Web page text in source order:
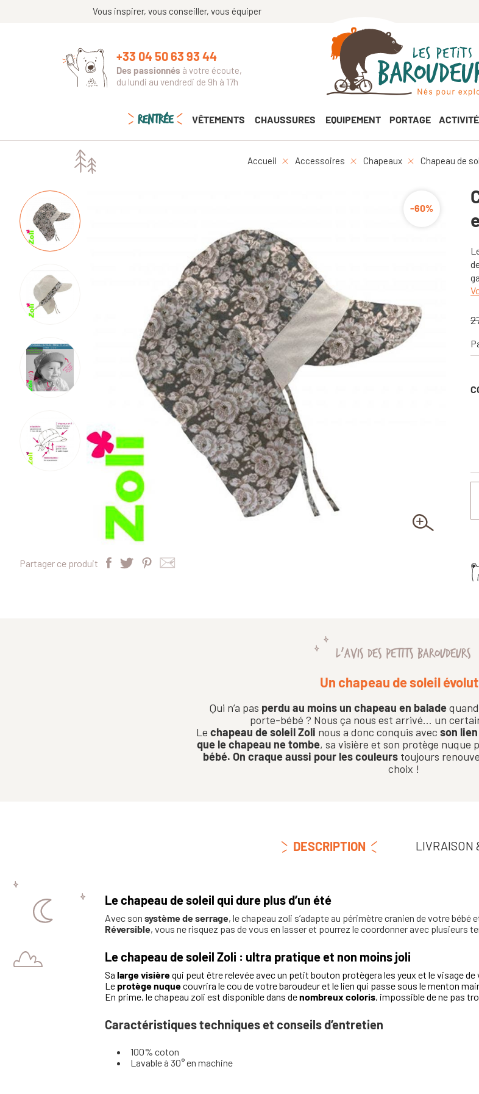
Vous inspirer, vous conseiller, vous équiper
+33 04 50 63 93 44
Des passionnés à votre écoute,
du lundi au vendredi de 9h à 17h
RENTRÉE VÊTEMENTS CHAUSSURES EQUIPEMENT PORTAGE
Accueil Accessoires Chapeaux Chapeau de
-60%
Partager ce produit
L'AVIS DES PETITS BAROUDEURS
Un chapeau de soleil
Qui n’a pas perdu au moins un chapeau en balade
porte-bébé ? Nous ça nous est arrivé… un
Le chapeau de soleil Zoli nous a donc conquis avec son
que le chapeau ne tombe, sa visière et son protège nuque
bébé. On craque aussi pour les couleurstoujours
choix !
DESCRIPTION LIVRAISON
Le chapeau de soleil qui dure plus d’un été
Avec son système de serrage, le chapeau zoli s’adapte au périmètre cranien de votre bébé
Réversible, vous ne risquez pas de vous en lasser et pourrez le coordonner avec plusieurs
Le chapeau de soleil Zoli : ultra pratique et non moins joli
Sa large visièrequi peut être relevée avec un petit bouton protègera les yeux et le visage
Leprotège nuquecouvrira le cou de votre baroudeur et le lien qui passe sous le menton
En prime, le chapeau zoli est disponible dans denombreux coloris, impossible de ne pas
Caractéristiques techniques et conseils d’entretien
100% coton
Lavable à 30° en machine